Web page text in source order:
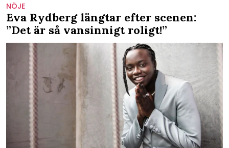
NÖJE
Eva Rydberg längtar efter scenen:
”Det är så vansinnigt roligt!”